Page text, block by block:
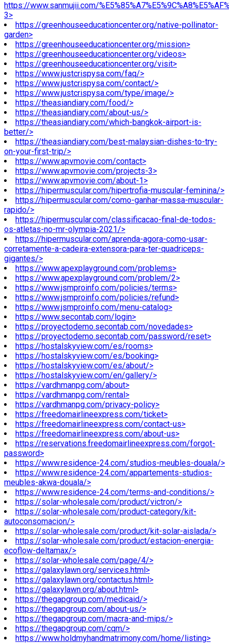
https://www.sanmujii.com/
3>
https://greenhouseeducationcenter.org/native-pollinator-
garden>
https://greenhouseeducationcenter.org/mission>
https://greenhouseeducationcenter.org/videos>
https://greenhouseeducationcenter.org/visit>
https://www.justcrispysa.com/faq/>
https://www.justcrispysa.com/contact/>
https://www.justcrispysa.com/type/image/>
https://theasiandiary.com/food/>
https://theasiandiary.com/about-us/>
https://theasiandiary.com/which-bangkok-airport-is-
better/>
https://theasiandiary.com/best-malaysian-dishes-to-try-
on-your-first-trip/>
https://www.apvmovie.com/contact>
https://www.apvmovie.com/projects-3>
https://www.apvmovie.com/about-1>
https://hipermuscular.com/hipertrofia-muscular-feminina/>
https://hipermuscular.com/como-ganhar-massa-muscular-
rapido/>
https://hipermuscular.com/classificacao-final-de-todos-
os-atletas-no-mr-olympia-2021/>
https://hipermuscular.com/aprenda-agora-como-usar-
corretamente-a-cadeira-extensora-para-ter-quadriceps-
gigantes/>
https://www.apexplayground.com/problems>
https://www.apexplayground.com/problem/2>
https://www.jsmproinfo.com/policies/terms>
https://www.jsmproinfo.com/policies/refund>
https://www.jsmproinfo.com/menu-catalog>
https://www.secontab.com/login>
https://proyectodemo.secontab.com/novedades>
https://proyectodemo.secontab.com/password/reset>
https://hostalskyview.com/es/rooms>
https://hostalskyview.com/es/booking>
https://hostalskyview.com/es/about/>
https://hostalskyview.com/en/gallery/>
https://vardhmanpg.com/about>
https://vardhmanpg.com/rental>
https://vardhmanpg.com/privacy-policy>
https://freedomairlineexpress.com/ticket>
https://freedomairlineexpress.com/contact-us>
https://freedomairlineexpress.com/about-us>
https://reservations.freedomairlineexpress.com/forgot-
password>
https://www.residence-24.com/studios-meubles-douala/>
https://www.residence-24.com/appartements-studios-
meubles-akwa-douala/>
https://www.residence-24.com/terms-and-conditions/>
https://solar-wholesale.com/product/victron/>
https://solar-wholesale.com/product-category/kit-
autoconsomacion/>
https://solar-wholesale.com/product/kit-solar-aislada/>
https://solar-wholesale.com/product/estacion-energia-
ecoflow-deltamax/>
https://solar-wholesale.com/page/4/>
https://galaxylawn.org/services.html>
https://galaxylawn.org/contactus.html>
https://galaxylawn.org/about.html>
https://thegapgroup.com/medicaid/>
https://thegapgroup.com/about-us/>
https://thegapgroup.com/macra-and-mips/>
https://thegapgroup.com/cqm/>
https://www.holdmyhandmatrimony.com/home/listing>